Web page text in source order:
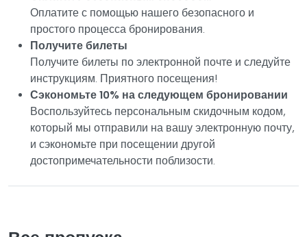
Оплатите с помощью нашего безопасного и
простого процесса бронирования.
Получите билеты
Получите билеты по электронной почте и следуйте
инструкциям. Приятного посещения!
Сэкономьте 10% на следующем бронировании
Воспользуйтесь персональным скидочным кодом,
который мы отправили на вашу электронную почту,
и сэкономьте при посещении другой
достопримечательности поблизости.